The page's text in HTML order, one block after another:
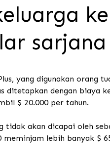
ke
sarjana
yang digunakan orang
ditetapkan dengan biaya
$ 20.000 per tahun.
tidak akan dicapai oleh
lebih banyak $